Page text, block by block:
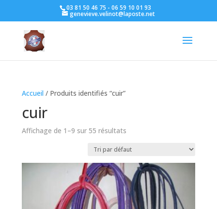
03 81 50 46 75 - 06 59 10 01 93
genevieve.velinot@laposte.net
Accueil / Produits identifiés “cuir”
cuir
Affichage de 1–9 sur 55 résultats